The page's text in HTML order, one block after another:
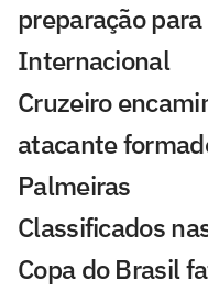
preparação
Internacional
Cruzeiro
atacante
Palmeiras
Classificados
Copa do Brasil